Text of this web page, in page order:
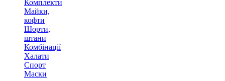
Комплекти
Майки,
кофти
Шорти,
штани
Комбінації
Халати
Спорт
Маски